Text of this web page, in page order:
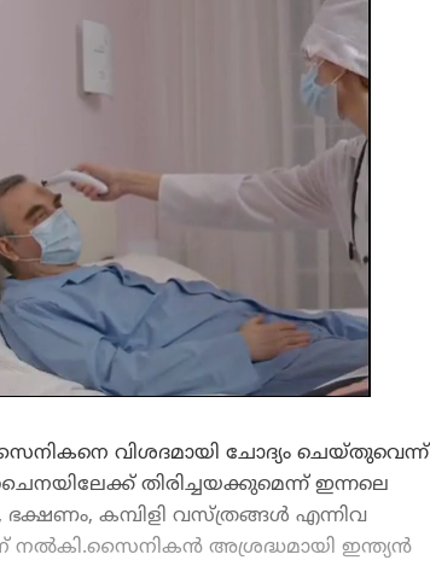
വിശദമായി ചോദ്യം ചെയ്‌തുവെന്ന്
തിരിച്ചയക്കുമെന്ന് ഇന്നലെ
കമ്പിളി വസ്ത്രങ്ങള്‍ എന്നിവ
നല്‍കി.സൈനികന്‍ അശ്രദ്ധമായി ഇന്ത്യന്‍